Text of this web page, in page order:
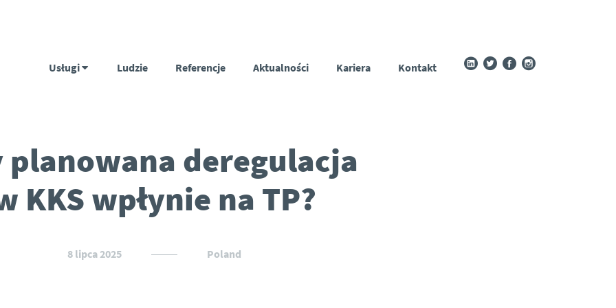
Usługi Ludzie Referencje Aktualności Kariera Kontakt
planowana deregulacja
KKS wpłynie na TP?
8 lipca 2025 Poland